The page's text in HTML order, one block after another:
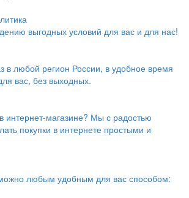
выгодных условий для вас и для нас!
в любой регион России, в удобное время
вас, без выходных.
интернет-магазине? Мы с радостью
покупки в интернете простыми и
любым удобным для вас способом: